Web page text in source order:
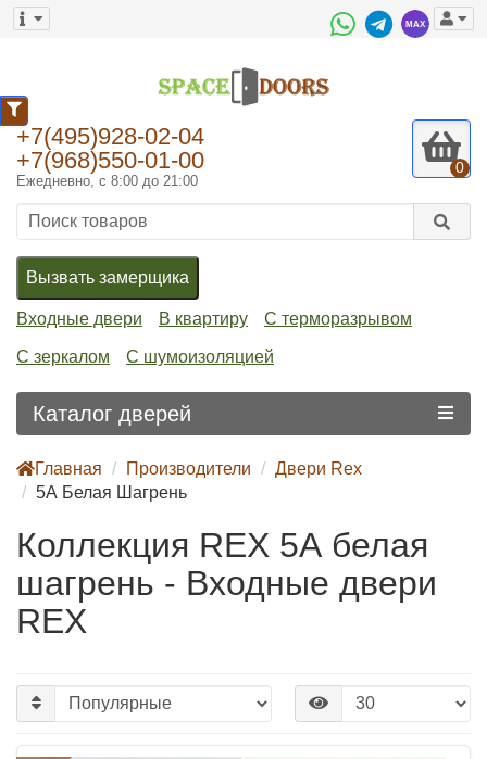
+7(495)928-02-04
+7(968)550-01-00
Ежедневно, с 8:00 до 21:00
0
Вызвать замерщика
Входные двери В квартиру С терморазрывом
С зеркалом С шумоизоляцией
Каталог дверей
Главная Производители
Двери Rex
5А Белая Шагрень
Коллекция REX 5А белая
шагрень - Входные двери
REX